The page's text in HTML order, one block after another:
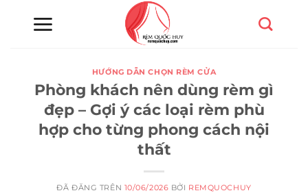
HƯỚNG DẪN CHỌN RÈM CỬA
Phòng khách nên dùng rèm gì
đẹp – Gợi ý các loại rèm phù
hợp cho từng phong cách nội
thất
ĐÃ ĐĂNG TRÊN 10/06/2026 BỞI REMQUOCHUY